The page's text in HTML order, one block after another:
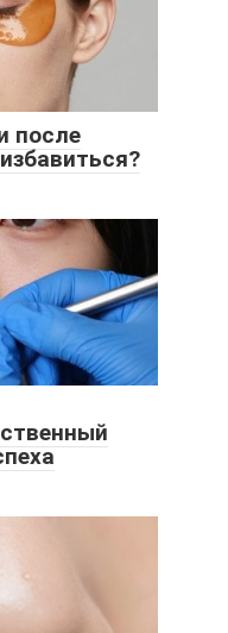
после